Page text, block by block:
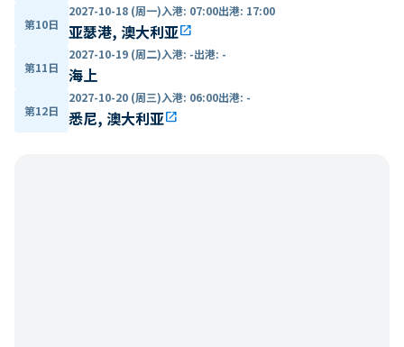
第10日
2027-10-18 (周一)入港: 07:00出港: 17:00
亚瑟港, 澳大利亚open_in_new
第11日
2027-10-19 (周二)入港: -出港: -
海上
第12日
2027-10-20 (周三)入港: 06:00出港: -
悉尼, 澳大利亚open_in_new